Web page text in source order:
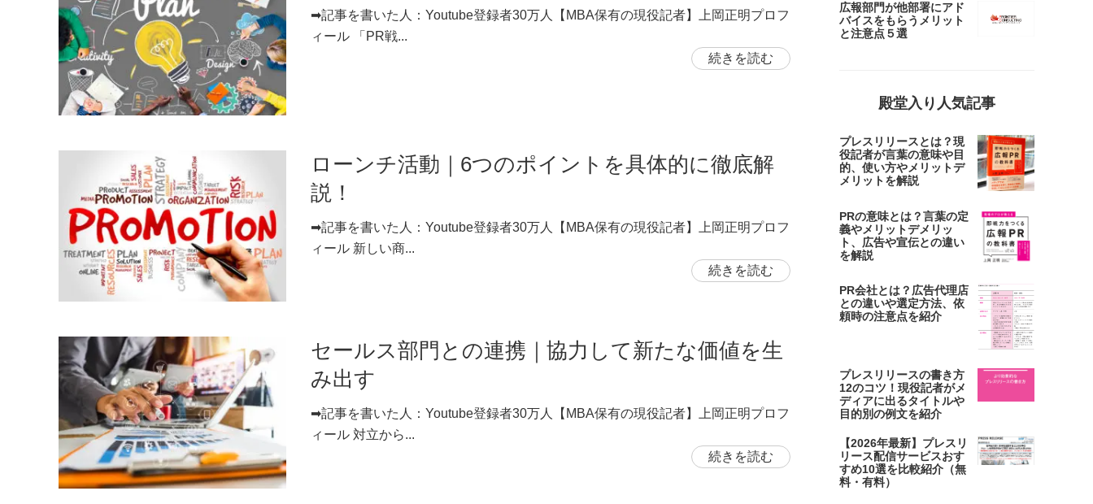
➡記事を書いた人：Youtube登録者30万人【MBA保有の現役記者】上岡正明プロフ
ィール 「PR戦...
続きを読む
ローンチ活動｜6つのポイントを具体的に徹底解
説！
➡記事を書いた人：Youtube登録者30万人【MBA保有の現役記者】上岡正明プロフ
ィール 新しい商...
続きを読む
セールス部門との連携｜協力して新たな価値を生
み出す
➡記事を書いた人：Youtube登録者30万人【MBA保有の現役記者】上岡正明プロフ
ィール 対立から...
続きを読む
広報部門が他部署にアド
バイスをもらうメリット
と注意点５選
殿堂入り人気記事
プレスリリースとは？現
役記者が言葉の意味や目
的、使い方やメリットデ
メリットを解説
PRの意味とは？言葉の定
義やメリットデメリッ
ト、広告や宣伝との違い
を解説
PR会社とは？広告代理店
との違いや選定方法、依
頼時の注意点を紹介
プレスリリースの書き方
12のコツ！現役記者がメ
ディアに出るタイトルや
目的別の例文を紹介
【2026年最新】プレスリ
リース配信サービスおす
すめ10選を比較紹介（無
料・有料）